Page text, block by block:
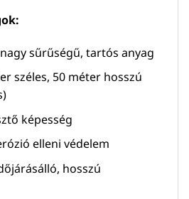
sűrűségű, tartós anyag
széles, 50 méter hosszú
képesség
elleni védelem
hosszú